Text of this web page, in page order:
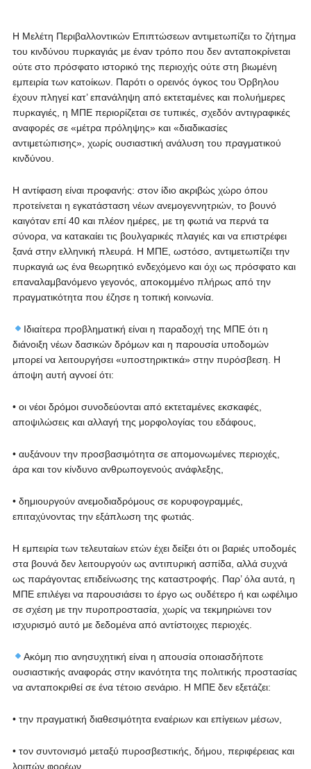
Η Μελέτη Περιβαλλοντικών Επιπτώσεων αντιμετωπίζει το ζήτημα
του κινδύνου πυρκαγιάς με έναν τρόπο που δεν ανταποκρίνεται
ούτε στο πρόσφατο ιστορικό της περιοχής ούτε στη βιωμένη
εμπειρία των κατοίκων. Παρότι ο ορεινός όγκος του Όρβηλου
έχουν πληγεί κατ’ επανάληψη από εκτεταμένες και πολυήμερες
πυρκαγιές, η ΜΠΕ περιορίζεται σε τυπικές, σχεδόν αντιγραφικές
αναφορές σε «μέτρα πρόληψης» και «διαδικασίες
αντιμετώπισης», χωρίς ουσιαστική ανάλυση του πραγματικού
κινδύνου.
Η αντίφαση είναι προφανής: στον ίδιο ακριβώς χώρο όπου
προτείνεται η εγκατάσταση νέων ανεμογεννητριών, το βουνό
καιγόταν επί 40 και πλέον ημέρες, με τη φωτιά να περνά τα
σύνορα, να κατακαίει τις βουλγαρικές πλαγιές και να επιστρέφει
ξανά στην ελληνική πλευρά. Η ΜΠΕ, ωστόσο, αντιμετωπίζει την
πυρκαγιά ως ένα θεωρητικό ενδεχόμενο και όχι ως πρόσφατο και
επαναλαμβανόμενο γεγονός, αποκομμένο πλήρως από την
πραγματικότητα που έζησε η τοπική κοινωνία.
Ιδιαίτερα προβληματική είναι η παραδοχή της ΜΠΕ ότι η
διάνοιξη νέων δασικών δρόμων και η παρουσία υποδομών
μπορεί να λειτουργήσει «υποστηρικτικά» στην πυρόσβεση. Η
άποψη αυτή αγνοεί ότι:
• οι νέοι δρόμοι συνοδεύονται από εκτεταμένες εκσκαφές,
αποψιλώσεις και αλλαγή της μορφολογίας του εδάφους,
• αυξάνουν την προσβασιμότητα σε απομονωμένες περιοχές,
άρα και τον κίνδυνο ανθρωπογενούς ανάφλεξης,
• δημιουργούν ανεμοδιαδρόμους σε κορυφογραμμές,
επιταχύνοντας την εξάπλωση της φωτιάς.
Η εμπειρία των τελευταίων ετών έχει δείξει ότι οι βαριές υποδομές
στα βουνά δεν λειτουργούν ως αντιπυρική ασπίδα, αλλά συχνά
ως παράγοντας επιδείνωσης της καταστροφής. Παρ’ όλα αυτά, η
ΜΠΕ επιλέγει να παρουσιάσει το έργο ως ουδέτερο ή και ωφέλιμο
σε σχέση με την πυροπροστασία, χωρίς να τεκμηριώνει τον
ισχυρισμό αυτό με δεδομένα από αντίστοιχες περιοχές.
Ακόμη πιο ανησυχητική είναι η απουσία οποιασδήποτε
ουσιαστικής αναφοράς στην ικανότητα της πολιτικής προστασίας
να ανταποκριθεί σε ένα τέτοιο σενάριο. Η ΜΠΕ δεν εξετάζει:
• την πραγματική διαθεσιμότητα εναέριων και επίγειων μέσων,
• τον συντονισμό μεταξύ πυροσβεστικής, δήμου, περιφέρειας και
λοιπών φορέων,